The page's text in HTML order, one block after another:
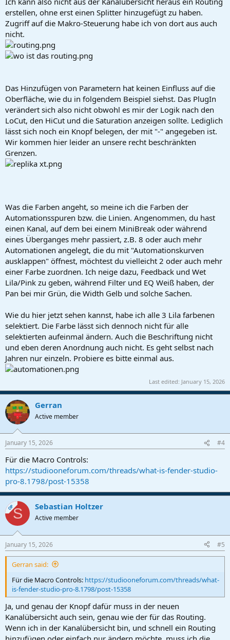
erstellen, ohne erst einen Splitter hinzugefügt zu haben.
Zugriff auf die Makro-Steuerung habe ich von dort aus auch
nicht.
Das Hinzufügen von Parametern hat keinen Einfluss auf die
Oberfläche, wie du in folgendem Beispiel siehst. Das PlugIn
verändert sich also nicht obwohl es mir der Logik nach den
LoCut, den HiCut und die Saturation anzeigen sollte. Lediglich
lässt sich noch ein Knopf belegen, der mit "-" angegeben ist.
Wir kommen hier leider an unsere recht beschränkten
Grenzen.
Was die Farben angeht, so meine ich die Farben der
Automationsspuren bzw. die Linien. Angenommen, du hast
einen Kanal, auf dem bei einem MiniBreak oder während
eines Überganges mehr passiert, z.B. 8 oder auch mehr
Automationen angelegt, die du mit "Automationskurven
ausklappen" öffnest, möchtest du vielleicht 2 oder auch mehr
einer Farbe zuordnen. Ich neige dazu, Feedback und Wet
Lila/Pink zu geben, während Filter und EQ Weiß haben, der
Pan bei mir Grün, die Width Gelb und solche Sachen.
Wie du hier jetzt sehen kannst, habe ich alle 3 Lila farbenen
selektiert. Die Farbe lässt sich dennoch nicht für alle
selektierten aufeinmal ändern. Auch die Beschriftung nicht
und eben deren Anordnung auch nicht. Es geht selbst nach
Jahren nur einzeln. Probiere es bitte einmal aus.
Last edited: January 15, 2026
Gerran
Active member
January 15, 2026 #4
Für die Macro Controls:
https://studiooneforum.com/threads/what-is-fender-studio-
pro-8.1798/post-15358
OPS Sebastian Holtzer
Active member
January 15, 2026 #5
Gerran said:
Für die Macro Controls: https://studiooneforum.com/threads/what-
is-fender-studio-pro-8.1798/post-15358
Ja, und genau der Knopf dafür muss in der neuen
Kanalübersicht auch sein, genau wie der für das Routing.
Wenn ich in der Kanalübersicht bin, und schnell ein Routing